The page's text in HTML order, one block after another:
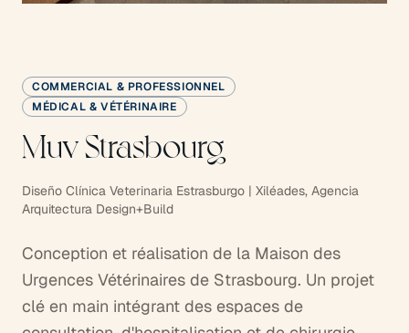
COMMERCIAL & PROFESSIONNEL
MÉDICAL & VÉTÉRINAIRE
Muv Strasbourg
Diseño Clínica Veterinaria Estrasburgo | Xiléades, Agencia
Arquitectura Design+Build
Conception et réalisation de la Maison des
Urgences Vétérinaires de Strasbourg. Un projet
clé en main intégrant des espaces de